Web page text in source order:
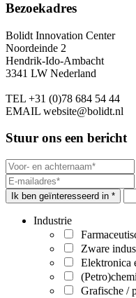
Bezoekadres
Bolidt Innovation Center
Noordeinde 2
Hendrik-Ido-Ambacht
3341 LW Nederland
TEL +31 (0)78 684 54 44
EMAIL website@bolidt.nl
Stuur ons een bericht
Ik ben geïnteresseerd in *
Industrie
Zware
Elektronica
Grafische /